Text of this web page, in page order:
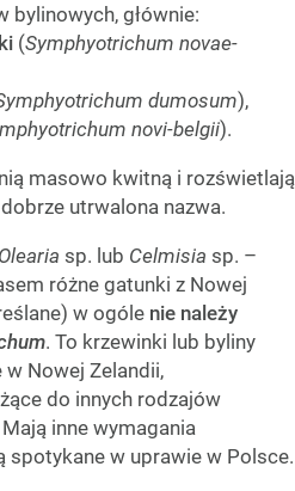
bylinowych, głównie:
(Symphyotrichum novae-
dumosum),
novi-belgii).
masowo kwitną i rozświetlają
utrwalona nazwa.
Olearia sp. lub Celmisia sp. –
różne gatunki z Nowej
w ogóle nie należy
. To krzewinki lub byliny
Nowej Zelandii,
do innych rodzajów
inne wymagania
spotykane w uprawie w Polsce.